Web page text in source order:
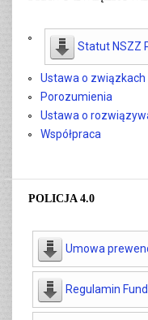
Statut NSZZ
Ustawa o
Porozumienia
Ustawa o
Współpraca
POLICJA 4.0
Umowa
Regulamin